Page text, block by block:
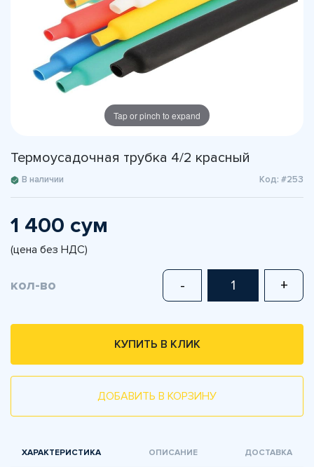
Tap or pinch to expand
Термоусадочная трубка 4/2 красный
В наличии Код: #253
1 400 сум
(цена без НДС)
кол-во - +
КУПИТЬ В КЛИК
ДОБАВИТЬ В КОРЗИНУ
ХАРАКТЕРИСТИКА ОПИСАНИЕ ДОСТАВКА